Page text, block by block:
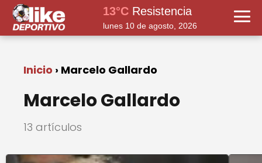
13°CResistencia
lunes 10 de agosto, 2026
Inicio Marcelo Gallardo
Marcelo Gallardo
13 artículos